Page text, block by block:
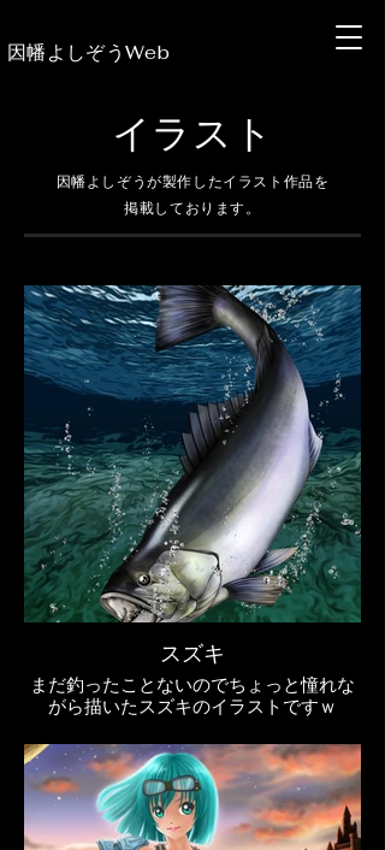
​因幡よしぞうWeb
​イラスト
​因幡よしぞうが製作したイラスト作品を
掲載しております。
スズキ
まだ釣ったことないのでちょっと憧れな
がら描いたスズキのイラストですｗ